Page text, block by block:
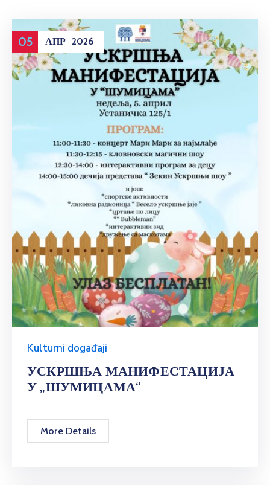
05 АПР 2026
Kulturni događaji
УСКРШЊА МАНИФЕСТАЦИЈА
У „ШУМИЦАМА“
More Details